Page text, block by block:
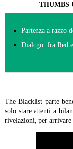
THUMBS
Partenza a razzo
Dialogo fra Red
The Blacklist parte
solo stare attenti a
rivelazioni, per arrivare